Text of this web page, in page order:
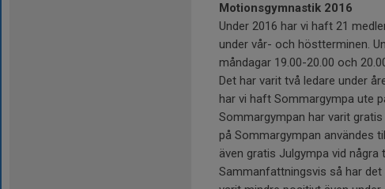
Motionsgymnastik 2016
Under 2016 har vi haft 21
under vår- och höstterminen.
måndagar 19.00-20.00 och
Det har varit två ledare under
har vi haft Sommargympa ute
Sommargympan har varit
på Sommargympan användes
även gratis Julgympa vid
Sammanfattningsvis så har